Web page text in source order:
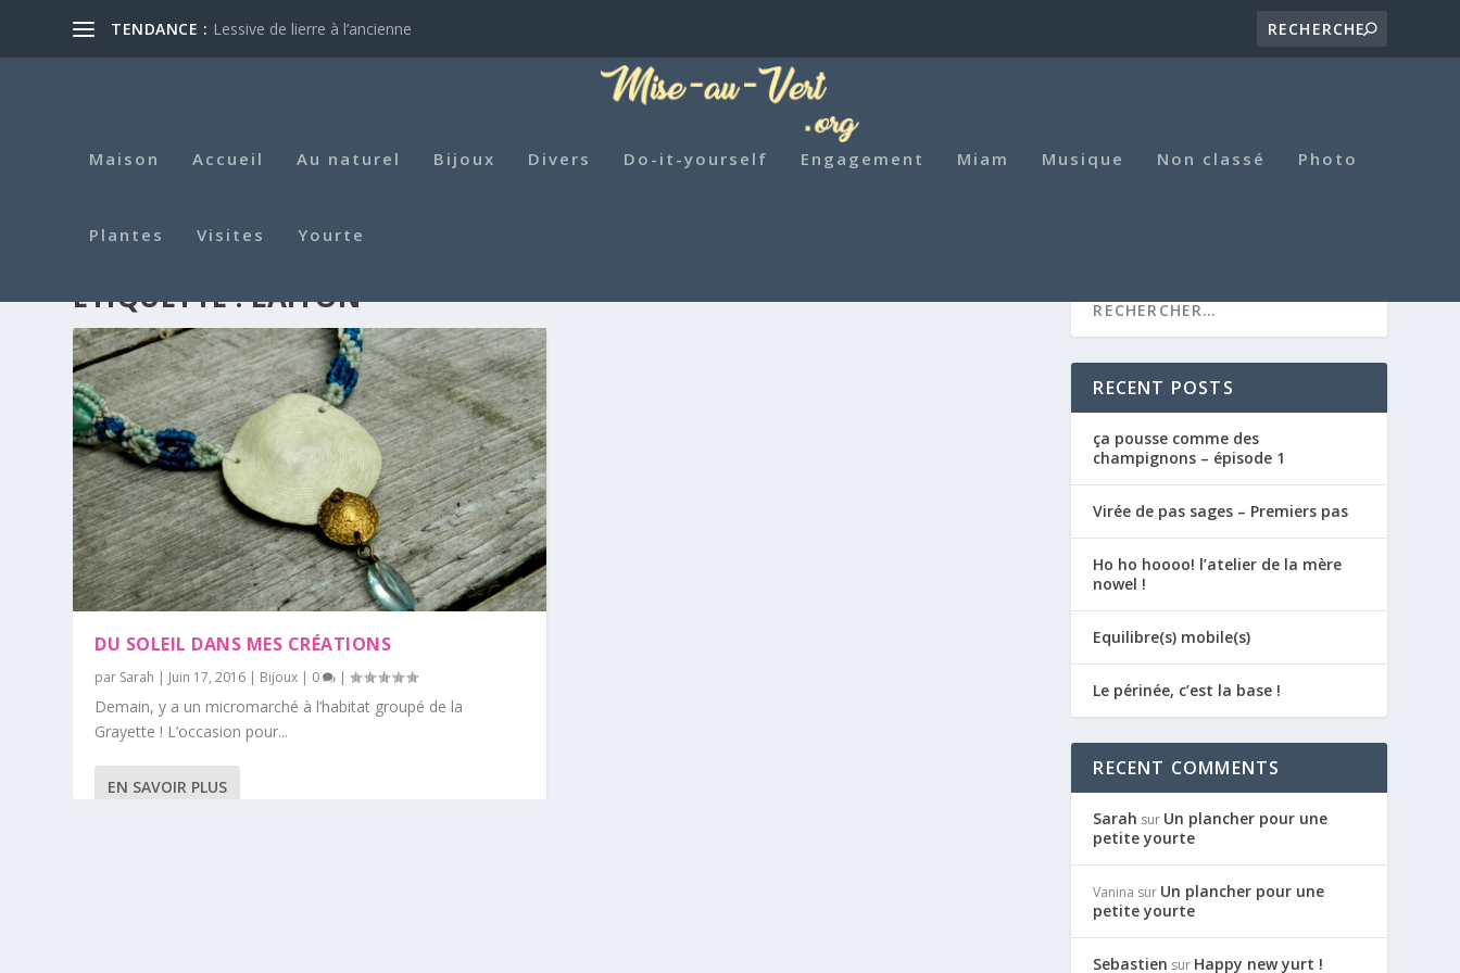
TENDANCE : Lessive de lierre à l’ancienne
Maison Accueil Au naturel Bijoux Divers Do-it-yourself Engagement Miam Musique Non classé Photo
Plantes Visites Yourte
ÉTIQUETTE :LAITON
DU SOLEIL DANS MES CRÉATIONS
par Sarah Juin 17, 2016 Bijoux 0 |
Demain, y a un micromarché à l’habitat groupé de la
Grayette ! L’occasion pour...
EN SAVOIR PLUS
RECENT POSTS
ça pousse comme des
champignons – épisode 1
Virée de pas sages – Premiers pas
Ho ho hoooo! l’atelier de la mère
nowel !
Equilibre(s) mobile(s)
Le périnée, c’est la base !
RECENT COMMENTS
Sarah sur Un plancher pour une
petite yourte
Vanina sur Un plancher pour une
petite yourte
Sebastien sur Happy new yurt !